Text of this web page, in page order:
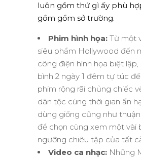
luôn gồm thứ gì ấy phù
gồm gồm sở trường.
Phim hình họa: Từ một
siêu phẩm Hollywood đến
công điện hình họa biệt lập,
bình 2 ngày 1 đêm tự túc
phim rộng rãi chủng chiếc
dân tộc cùng thời gian ấn
dùng giống cũng như thuận
để chọn cùng xem một vài
ngưỡng chiêu tập của tất
Video ca nhạc: Những